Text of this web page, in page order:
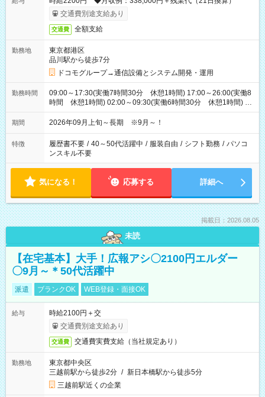
交通費別途支給あり
交通費 全額支給
勤務地
東京都港区
品川駅から徒歩7分
ドコモグループ→通信設備とシステム開発・運用
勤務時間
09:00～17:30(実働7時間30分 休憩1時間) 17:00～26:00(実働8
時間 休憩1時間) 02:00～09:30(実働6時間30分 休憩1時間) ※
日勤は就業時間1/夜勤は就業時間2.3を連続で行って頂きます
期間 2026年09月上旬～長期 ※9月～！
特徴 履歴書不要 / 40～50代活躍中 / 服装自由 / シフト勤務 / パソコ
ンスキル不要
気になる！ 応募する 詳細へ
掲載日：2026.08.05
未読
【在宅基本】大手！広報アシ〇2100円エルダー
〇9月～＊50代活躍中
派遣 ブランクOK WEB登録・面接OK
給与
時給2100円＋交
交通費別途支給あり
交通費 交通費実費支給（当社規定あり）
勤務地
東京都中央区
三越前駅から徒歩2分 / 新日本橋駅から徒歩5分
三越前駅近くの企業